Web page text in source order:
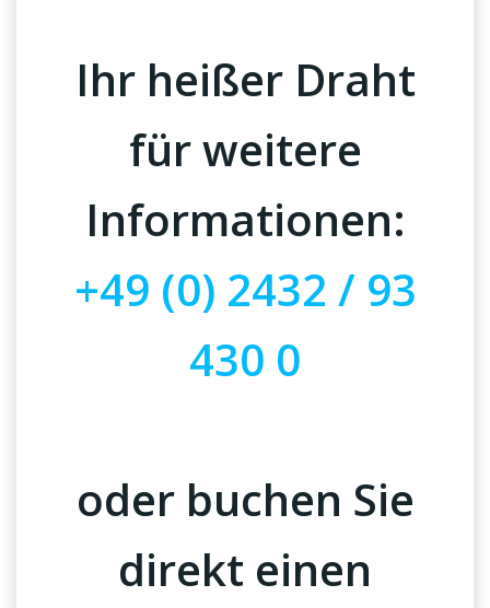
Ihr heißer Draht
für weitere
Informationen:
+49 (0) 2432 / 93
430 0
oder buchen Sie
direkt einen